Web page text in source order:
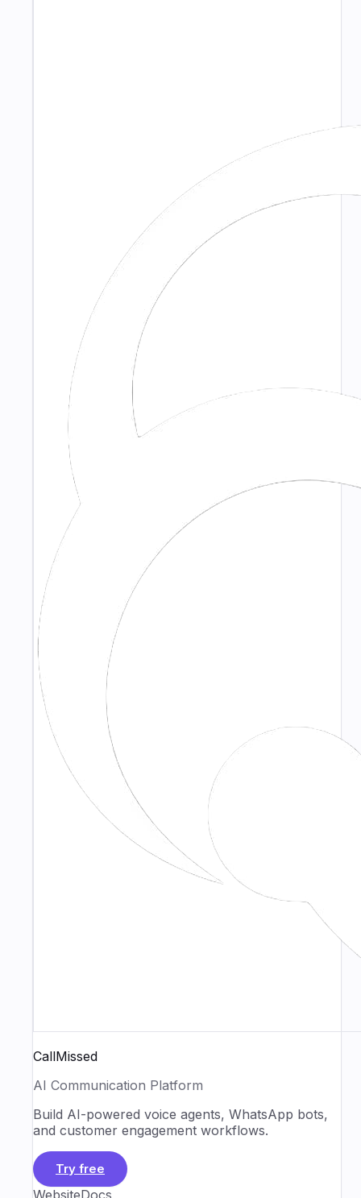
CallMissed
AI Communication Platform
Build AI-powered voice agents, WhatsApp bots,
and customer engagement workflows.
Try free
WebsiteDocs